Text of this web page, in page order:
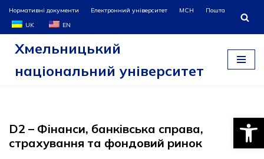
Перейти
до
Нормативні документи Електронний університет МСН
Пошта
UK
EN
Хмельницький
національний університет
D2 – Фінанси, банківська справа,
страхування та фондовий ринок